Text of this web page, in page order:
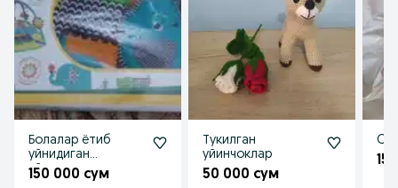
Болалар ётиб
уйнидиган
уйинчоклар
150 000 сум
Тукилган
уйинчоклар
50 000 сум
15